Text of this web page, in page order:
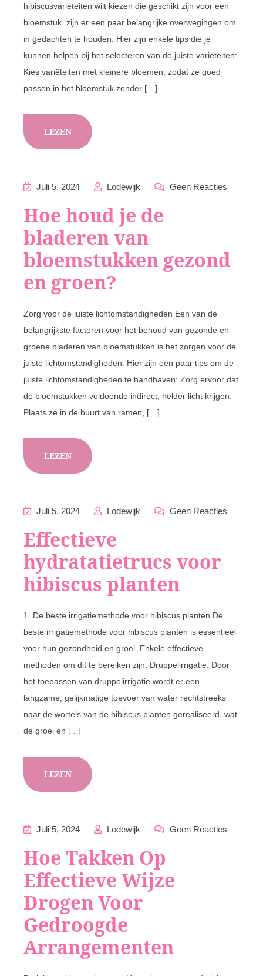
hibiscusvariëteiten wilt kiezen die geschikt zijn voor een
bloemstuk, zijn er een paar belangrijke overwegingen om
in gedachten te houden. Hier zijn enkele tips die je
kunnen helpen bij het selecteren van de juiste variëteiten:
Kies variëteiten met kleinere bloemen, zodat ze goed
passen in het bloemstuk zonder […]
LEZEN
Juli 5, 2024 Lodewijk Geen Reacties
Hoe houd je de
bladeren van
bloemstukken gezond
en groen?
Zorg voor de juiste lichtomstandigheden Een van de
belangrijkste factoren voor het behoud van gezonde en
groene bladeren van bloemstukken is het zorgen voor de
juiste lichtomstandigheden. Hier zijn een paar tips om de
juiste lichtomstandigheden te handhaven: Zorg ervoor dat
de bloemstukken voldoende indirect, helder licht krijgen.
Plaats ze in de buurt van ramen, […]
LEZEN
Juli 5, 2024 Lodewijk Geen Reacties
Effectieve
hydratatietrucs voor
hibiscus planten
1. De beste irrigatiemethode voor hibiscus planten De
beste irrigatiemethode voor hibiscus planten is essentieel
voor hun gezondheid en groei. Enkele effectieve
methoden om dit te bereiken zijn: Druppelirrigatie: Door
het toepassen van druppelirrigatie wordt er een
langzame, gelijkmatige toevoer van water rechtstreeks
naar de wortels van de hibiscus planten gerealiseerd, wat
de groei en […]
LEZEN
Juli 5, 2024 Lodewijk Geen Reacties
Hoe Takken Op
Effectieve Wijze
Drogen Voor
Gedroogde
Arrangementen